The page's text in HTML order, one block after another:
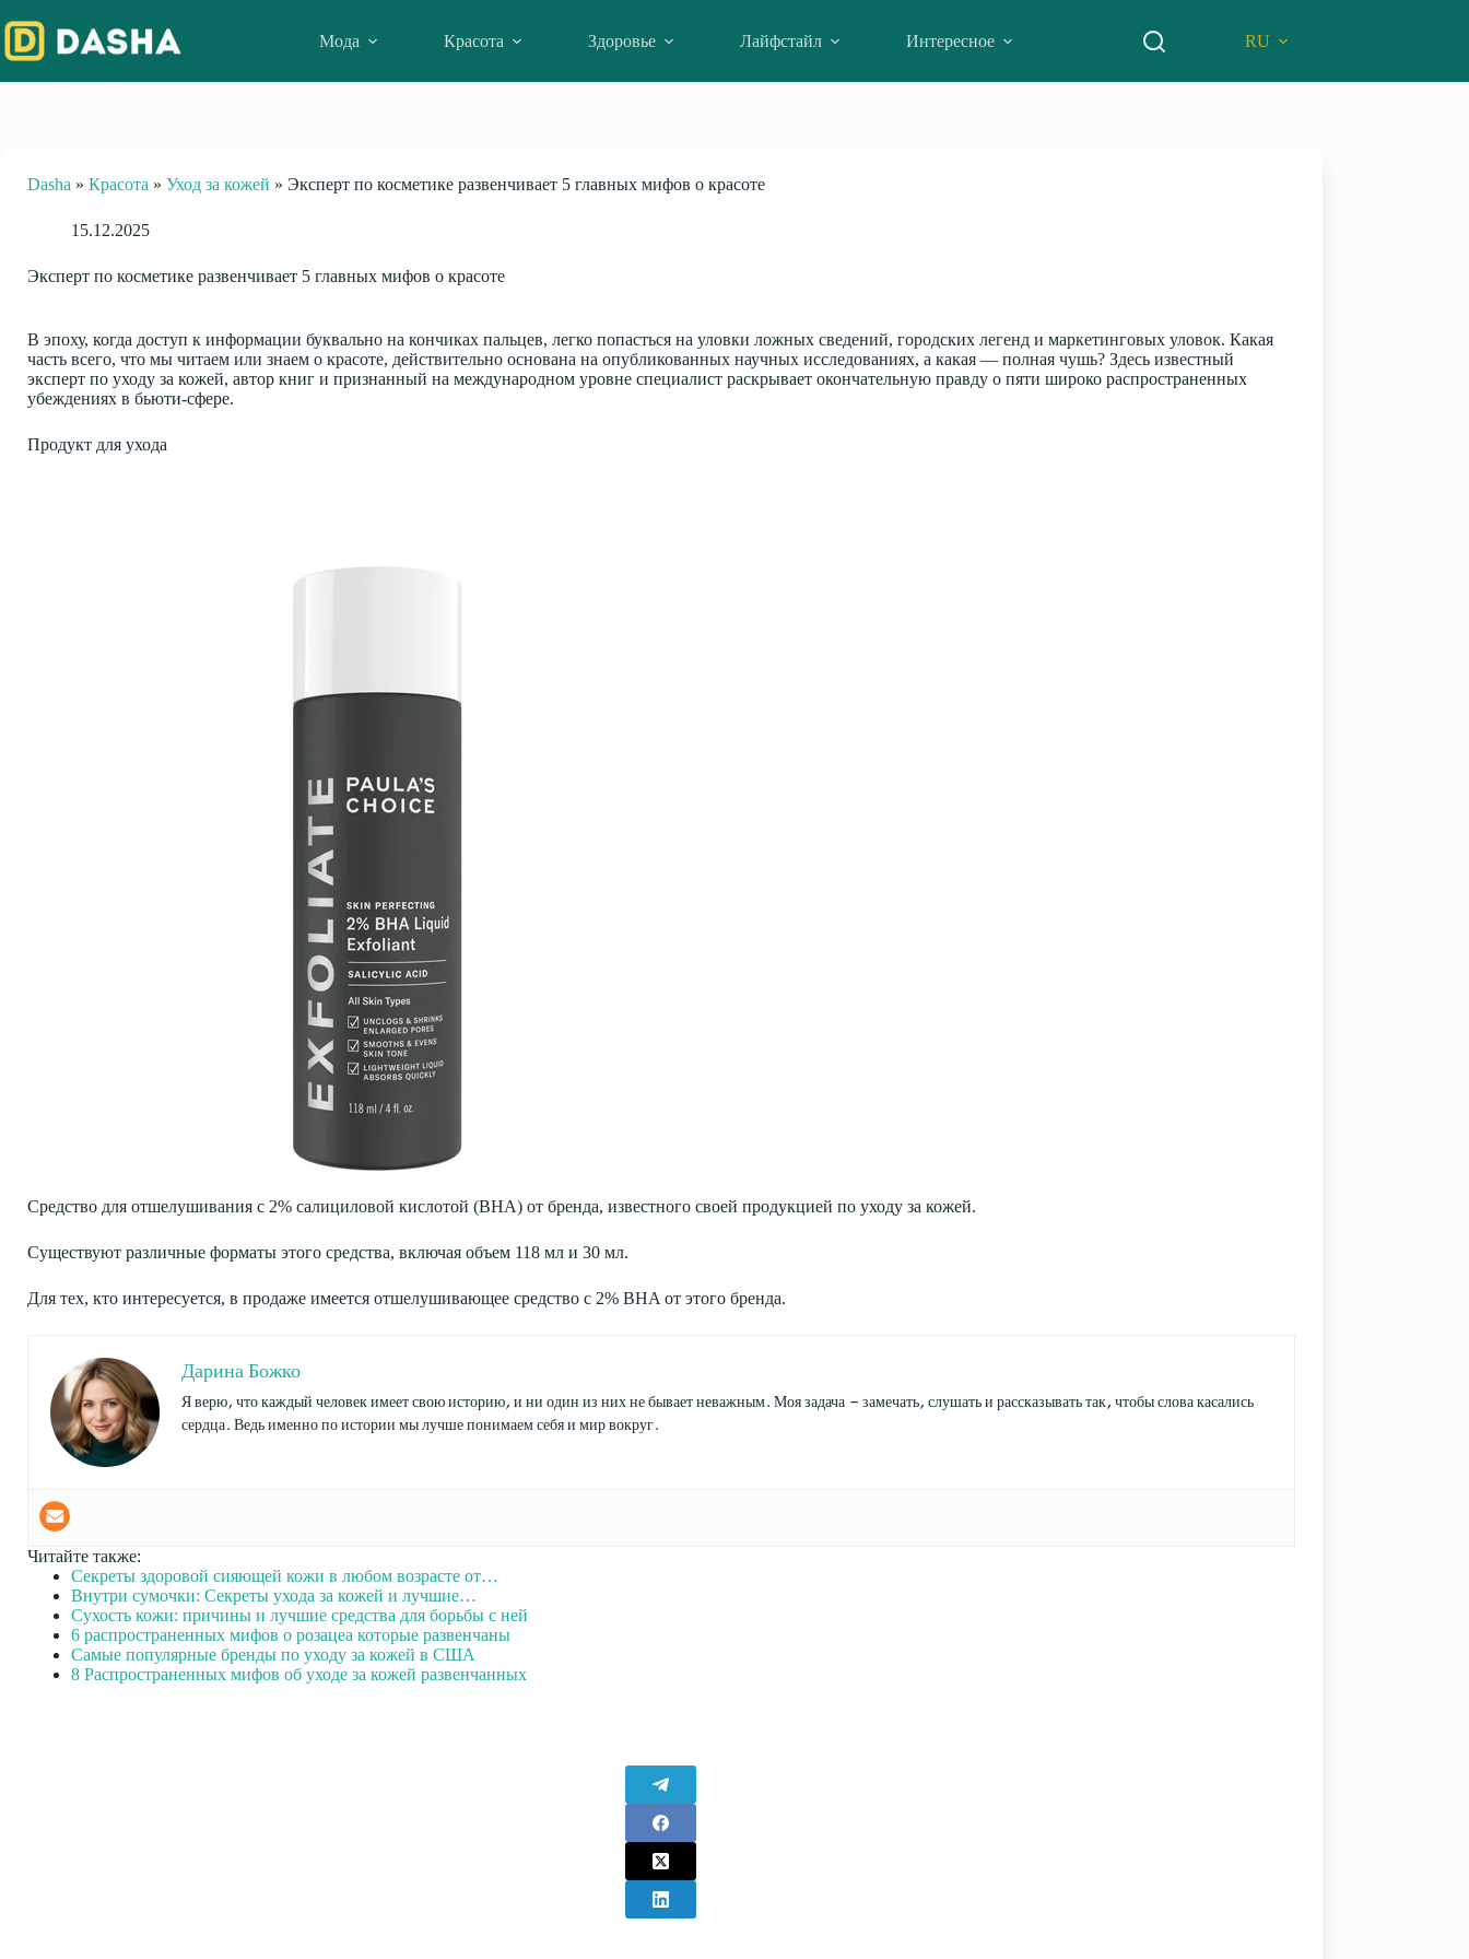
to
content
Мода Красота Здоровье Лайфстайл Интересное RU
Dasha » Красота » Уход за кожей » Эксперт по косметике развенчивает 5 главных мифов о красоте
15.12.2025
Эксперт по косметике развенчивает 5 главных мифов о красоте
В эпоху, когда доступ к информации буквально на кончиках пальцев, легко попасться на уловки ложных сведений, городских легенд и маркетинговых уловок. Какая
часть всего, что мы читаем или знаем о красоте, действительно основана на опубликованных научных исследованиях, а какая — полная чушь? Здесь известный
эксперт по уходу за кожей, автор книг и признанный на международном уровне специалист раскрывает окончательную правду о пяти широко распространенных
убеждениях в бьюти-сфере.
Продукт для ухода
Средство для отшелушивания с 2% салициловой кислотой (BHA) от бренда, известного своей продукцией по уходу за кожей.
Существуют различные форматы этого средства, включая объем 118 мл и 30 мл.
Для тех, кто интересуется, в продаже имеется отшелушивающее средство с 2% BHA от этого бренда.
Дарина Божко
Я верю, что каждый человек имеет свою историю, и ни один из них не бывает неважным. Моя задача — замечать, слушать и рассказывать так, чтобы слова касались
сердца. Ведь именно по истории мы лучше понимаем себя и мир вокруг.
Читайте также:
Секреты здоровой сияющей кожи в любом возрасте от…
Внутри сумочки: Секреты ухода за кожей и лучшие…
Сухость кожи: причины и лучшие средства для борьбы с ней
6 распространенных мифов о розацеа которые развенчаны
Самые популярные бренды по уходу за кожей в США
8 Распространенных мифов об уходе за кожей развенчанных